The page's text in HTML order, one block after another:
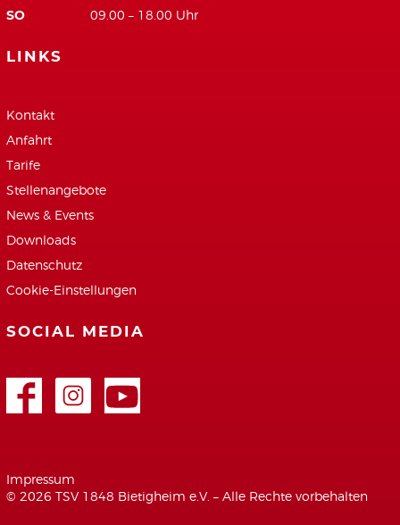
SO 09.00 – 18.00 Uhr
LINKS
Kontakt
Anfahrt
Tarife
Stellenangebote
News & Events
Downloads
Datenschutz
Cookie-Einstellungen
SOCIAL MEDIA
Google+ Youtube
Impressum
© 2026 TSV 1848 Bietigheim e.V. – Alle Rechte vorbehalten